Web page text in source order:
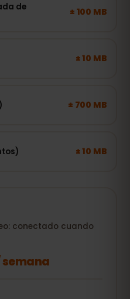
de
± 100 MB
± 10 MB
± 700 MB
± 10 MB
conectado cuando
semana